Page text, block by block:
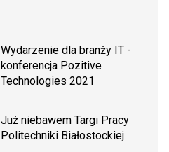
Wydarzenie dla branży IT -
konferencja Pozitive
Technologies 2021
Już niebawem Targi Pracy
Politechniki Białostockiej